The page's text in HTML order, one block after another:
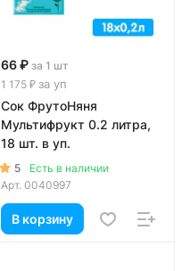
66 ₽ за 1 шт
1 175 ₽ за уп
Сок ФрутоНяня
Мультифрукт 0.2 литра,
18 шт. в уп.
5
Есть в наличии
Арт. 0040997
В корзину